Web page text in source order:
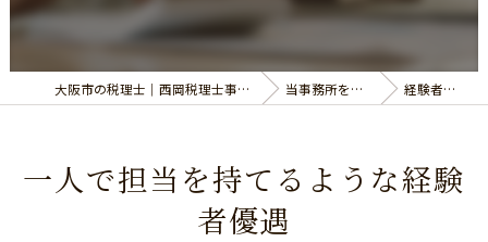
大阪市の税理士｜西岡税理士事務所 当事務所を知る 経験者優遇
一人で担当を持てるような経験
者優遇